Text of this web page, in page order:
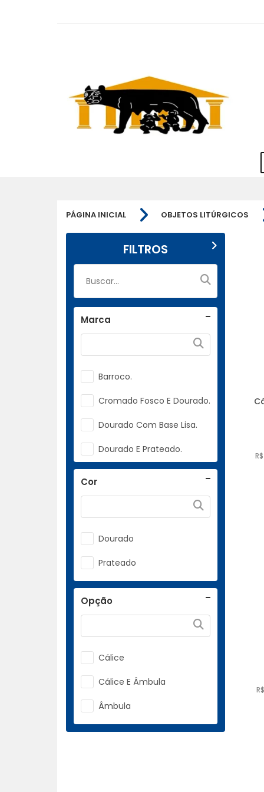
PÁGINA INICIAL OBJETOS LITÚRGICOS
FILTROS
Marca
Barroco.
Cromado Fosco E Dourado.
Dourado Com Base Lisa.
Dourado E Prateado.
Dourado Ou Prateado.
Dourado.
Prateado.
Cor
Dourado
Prateado
Opção
Cálice
Cálice E Âmbula
Âmbula